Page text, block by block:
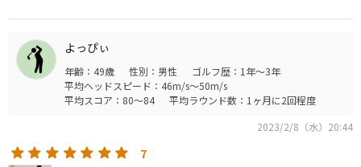
で、それが成果と言えば成果です。
インターネットでのコメントの受け売りですが、
・ゴルファーの感性を育てる
・作り手の気持ち（道具の使い方）が伝わりやすい
・ゴルファーの技術向上に資する
お高めの値段ですが、昨今の値上げ傾向と、品質からは、むしろ
安い商品なのだと感じます。
・座り
ピタッと綺麗に座ります。やはり手作りの良さを感じます。昔使
っていたサークルＴに負けない座りの良さです。
芯の狭さは感じます。トウやヒールに打点をずらすと、ネオマレ
ット型よりも敏感に打ちだし角度に影響が出る気がします。が、
ヘッドが重い（バージョンアップ前は分かりません）効果が有る
のか、それほど違和感のあるズレではないです。
よっぴぃ
年齢：49歳 性別：男性
ゴルフ歴：1年～3年
平均ヘッドスピード：46m/s～50m/s
平均スコア：80～84
平均ラウンド数：1ヶ月に2回程度
2023/2/8（水）20:44
7